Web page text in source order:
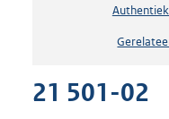
21 501-02